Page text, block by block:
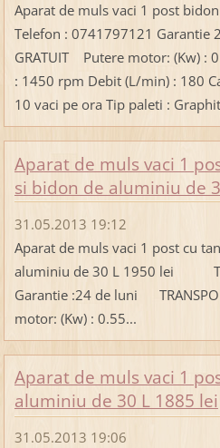
Aparat de muls vaci 1 post
Telefon : 0741797121 Garantie
GRATUIT Putere motor: (Kw) :
: 1450 rpm Debit (L/min) : 180
10 vaci pe ora Tip paleti :
Aparat de muls vaci 1
si bidon de aluminiu de
31.05.2013 19:12
Aparat de muls vaci 1 post cu
aluminiu de 30 L 1950 lei
Garantie :24 de luni
motor: (Kw) : 0.55...
Aparat de muls vaci 1
aluminiu de 30 L 1885 lei
31.05.2013 19:06